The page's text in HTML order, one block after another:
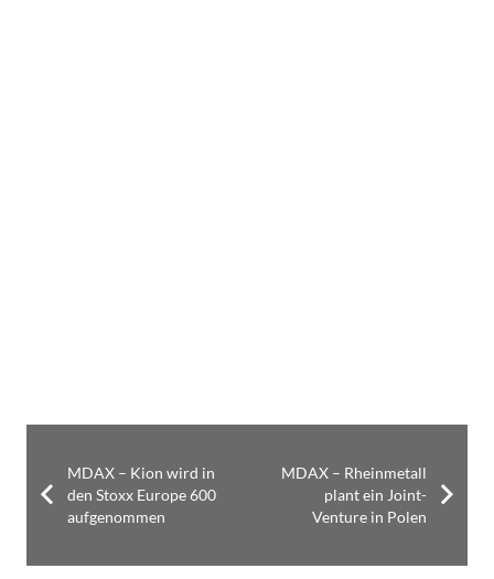
MDAX – Kion wird in
den Stoxx Europe 600
aufgenommen
MDAX – Rheinmetall
plant ein Joint-
Venture in Polen